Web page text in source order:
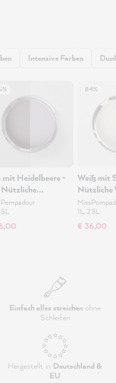
Intensive Farben
mit Heidelbeere -
1L
84%
Weiß mit
Nützliche
1L
1L, 2.5L
€ 36,00
Einfach alles streichen ohne
Schleifen
Hergestellt in Deutschland &
EU